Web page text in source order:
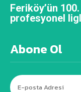
Feriköy’ün
profesyonel
Abone Ol